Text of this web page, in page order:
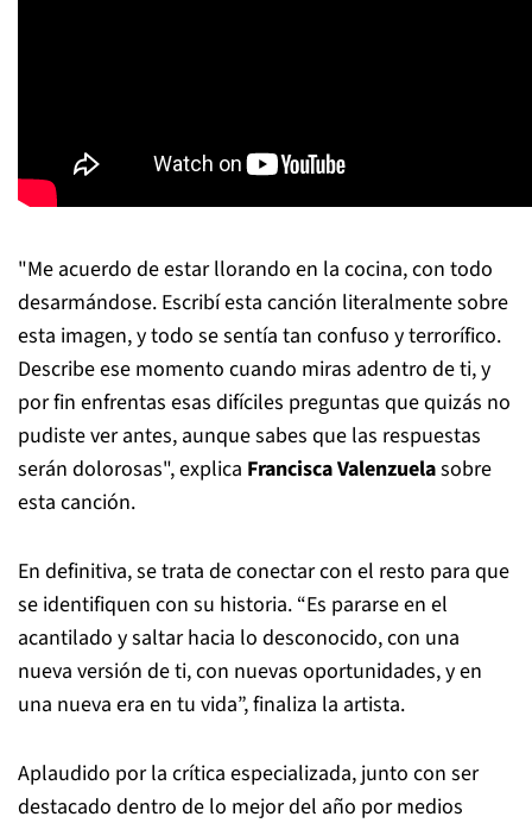
"Me acuerdo de estar llorando en la cocina, con todo
desarmándose. Escribí esta canción literalmente sobre
esta imagen, y todo se sentía tan confuso y terrorífico.
Describe ese momento cuando miras adentro de ti, y
por fin enfrentas esas difíciles preguntas que quizás no
pudiste ver antes, aunque sabes que las respuestas
serán dolorosas", explica Francisca Valenzuelasobre
esta canción.
En definitiva, se trata de conectar con el resto para que
se identifiquen con su historia. “Es pararse en el
acantilado y saltar hacia lo desconocido, con una
nueva versión de ti, con nuevas oportunidades, y en
una nueva era en tu vida”, finaliza la artista.
Aplaudido por la crítica especializada, junto con ser
destacado dentro de lo mejor del año por medios